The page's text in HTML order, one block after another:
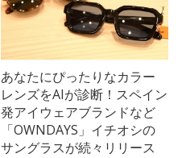
あなたにぴったりなカラー
レンズをAIが診断！スペイン
発アイウェアブランドなど
「OWNDAYS」イチオシの
サングラスが続々リリース